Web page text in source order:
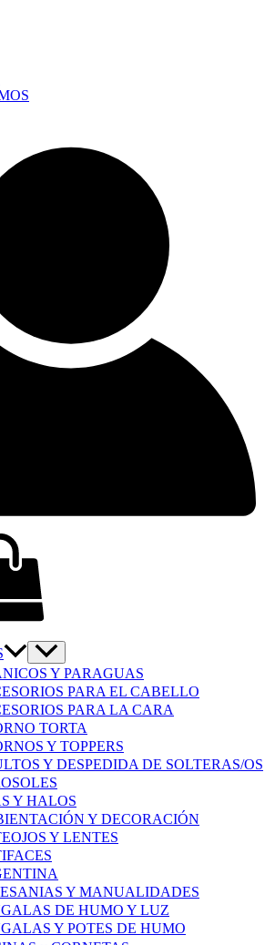
Y PARAGUAS
PARA EL CABELLO
PARA LA CARA
TORTA
Y TOPPERS
Y DESPEDIDA DE SOLTERAS/OS
Y HALOS
Y DECORACIÓN
Y LENTES
Y MANUALIDADES
DE HUMO Y LUZ
Y POTES DE HUMO